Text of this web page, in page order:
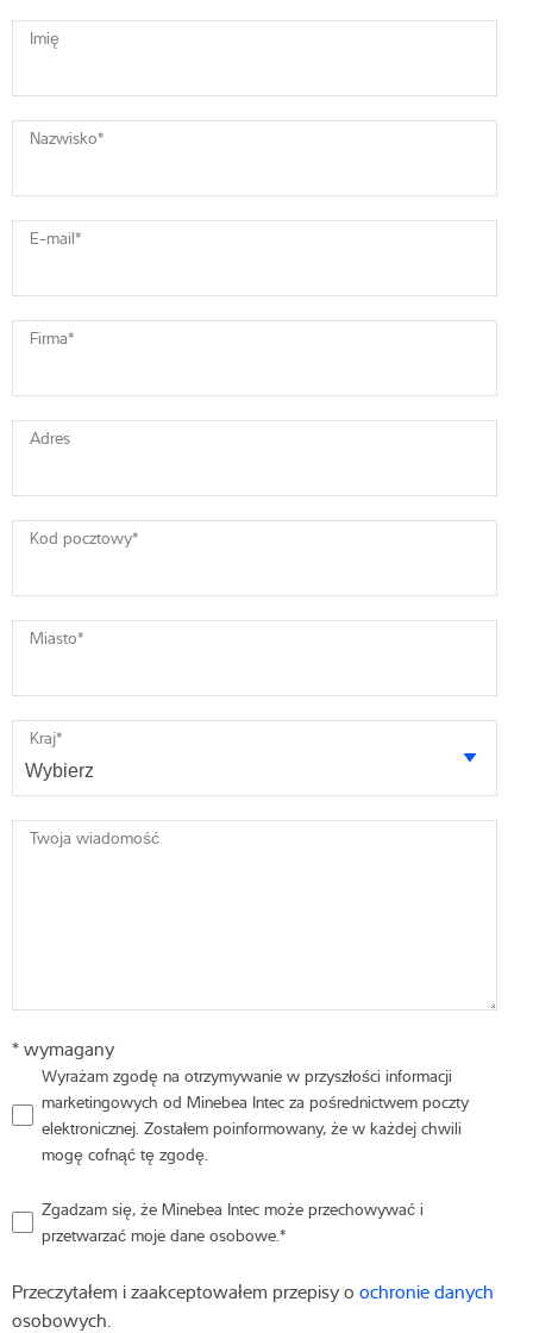
Imię
Nazwisko*
E-mail*
Firma*
Adres
Kod pocztowy*
Miasto*
Kraj*
Twoja wiadomość
* wymagany
Wyrażam zgodę na otrzymywanie w przyszłości informacji
marketingowych od Minebea Intec za pośrednictwem poczty
elektronicznej. Zostałem poinformowany, że w każdej chwili
mogę cofnąć tę zgodę.
Zgadzam się, że Minebea Intec może przechowywać i
przetwarzać moje dane osobowe.*
Przeczytałem i zaakceptowałem przepisy o ochronie danych
osobowych.